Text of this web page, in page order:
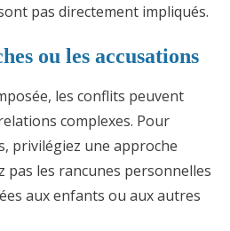
pas directement impliqués.
ou les accusations
les conflits peuvent
complexes. Pour
privilégiez une approche
pas les rancunes personnelles
aux enfants ou aux autres